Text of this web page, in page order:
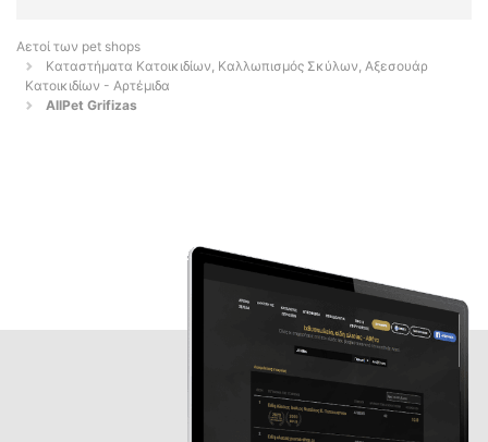
Αετοί των pet shops
Καταστήματα Κατοικιδίων, Καλλωπισμός Σκύλων, Αξεσουάρ
Κατοικιδίων - Αρτέμιδα
AllPet Grifizas